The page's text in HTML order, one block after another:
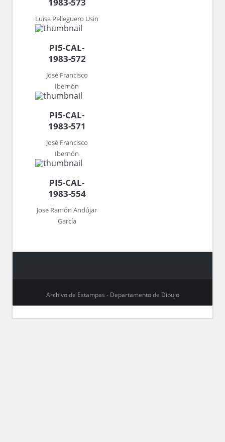
Luisa Pelleguero Usin
PI5-CAL-
1983-572
José Francisco
Ibernón
PI5-CAL-
1983-571
José Francisco
Ibernón
PI5-CAL-
1983-554
Jose Ramón Andújar
García
Archivo de Estampas - Departamento de Dibujo